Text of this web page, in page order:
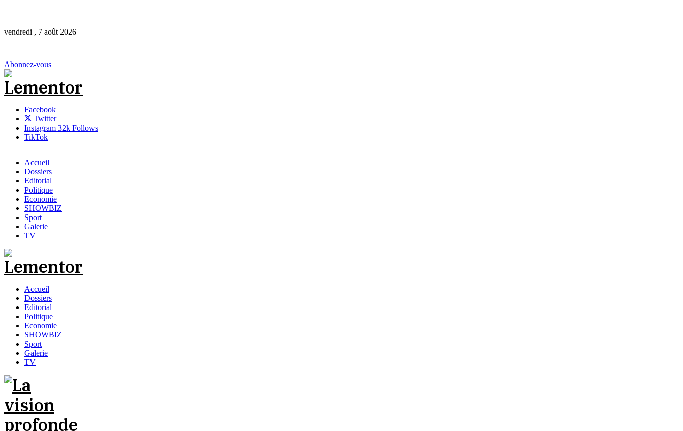
vendredi , 7 août 2026
Abonnez-vous
Facebook
Twitter
Instagram 32k Follows
TikTok
Accueil
Dossiers
Editorial
Politique
Economie
SHOWBIZ
Sport
Galerie
TV
Accueil
Dossiers
Editorial
Politique
Economie
SHOWBIZ
Sport
Galerie
TV